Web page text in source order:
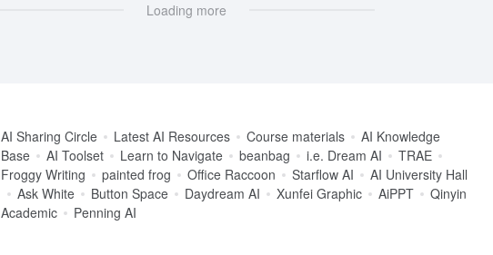
Loading more
AI Sharing Circle Latest AI Resources Course materials
AI Knowledge
Base
AI Toolset Learn to Navigate beanbag i.e. Dream AI
TRAE
Froggy Writing
painted frog Office Raccoon Starflow AI
AI University Hall
Ask White
Button Space Daydream AI Xunfei Graphic AiPPT
Qinyin
Academic
Penning AI